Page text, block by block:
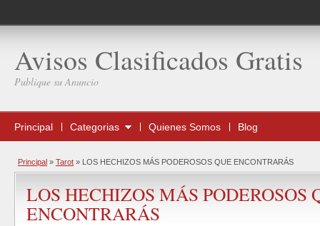
Avisos Clasificados Gratis
Publique su Anuncio
Principal Categorias Quienes Somos Blog
Principal » Tarot » LOS HECHIZOS MÁS PODEROSOS QUE ENCONTRARÁS
LOS HECHIZOS MÁS PODEROSOS
ENCONTRARÁS